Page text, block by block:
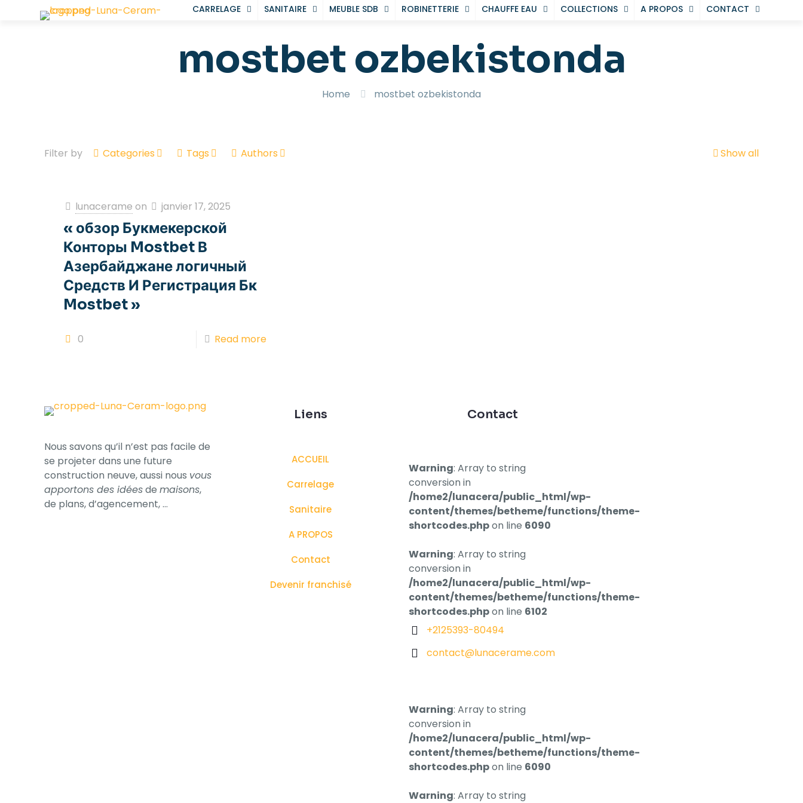
CARRELAGE SANITAIRE MEUBLE SDB ROBINETTERIE CHAUFFE EAU COLLECTIONS A PROPOS CONTACT
mostbet ozbekistonda
Home mostbet ozbekistonda
Filter by Categories Tags Authors Show all
lunacerame on janvier 17, 2025
« обзор Букмекерской
Конторы Mostbet В
Азербайджане логичный
Средств И Регистрация Бк
Mostbet »
0 Read more
Nous savons qu’il n’est pas facile de
se projeter dans une future
construction neuve, aussi nous vous
apportons des idéesde maisons,
de plans, d’​agencement, …
Liens
ACCUEIL
Carrelage
Sanitaire
A PROPOS
Contact
Devenir franchisé
Contact
Warning: Array to string
conversion in
/home2/lunacera/public_html/wp-
content/themes/betheme/functions/theme-
shortcodes.phpon line 6090
Warning: Array to string
conversion in
/home2/lunacera/public_html/wp-
content/themes/betheme/functions/theme-
shortcodes.phpon line 6102
+2125393-80494
contact@lunacerame.com
Warning: Array to string
conversion in
/home2/lunacera/public_html/wp-
content/themes/betheme/functions/theme-
shortcodes.phpon line 6090
Warning: Array to string